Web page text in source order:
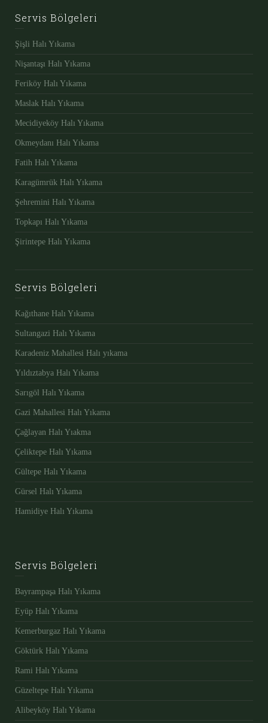
Servis Bölgeleri
Şişli Halı Yıkama
Nişantaşı Halı Yıkama
Feriköy Halı Yıkama
Maslak Halı Yıkama
Mecidiyeköy Halı Yıkama
Okmeydanı Halı Yıkama
Fatih Halı Yıkama
Karagümrük Halı Yıkama
Şehremini Halı Yıkama
Topkapı Halı Yıkama
Şirintepe Halı Yıkama
Servis Bölgeleri
Kağıthane Halı Yıkama
Sultangazi Halı Yıkama
Karadeniz Mahallesi Halı yıkama
Yıldıztabya Halı Yıkama
Sarıgöl Halı Yıkama
Gazi Mahallesi Halı Yıkama
Çağlayan Halı Yıakma
Çeliktepe Halı Yıkama
Gültepe Halı Yıkama
Gürsel Halı Yıkama
Hamidiye Halı Yıkama
Servis Bölgeleri
Bayrampaşa Halı Yıkama
Eyüp Halı Yıkama
Kemerburgaz Halı Yıkama
Göktürk Halı Yıkama
Rami Halı Yıkama
Güzeltepe Halı Yıkama
Alibeyköy Halı Yıkama